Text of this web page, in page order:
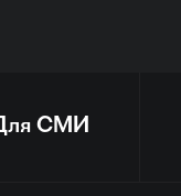
СМИ